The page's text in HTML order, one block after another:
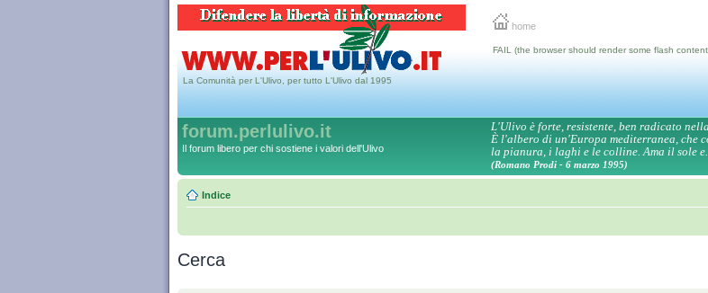
home
La Comunità per L'Ulivo, per tutto L'Ulivo dal 1995
FAIL (the browser should render some flash
forum.perlulivo.it
Il forum libero per chi sostiene i valori dell'Ulivo
L'Ulivo è forte, resistente, ben radicato
È l'albero di un'Europa mediterranea, che
la pianura, i laghi e le colline. Ama il sole
(Romano Prodi - 6 marzo 1995)
Indice
Cerca